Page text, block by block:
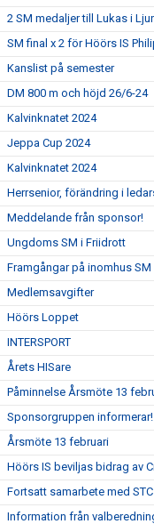
2 SM medaljer till Lukas i
SM final x 2 för Höörs IS
Kanslist på semester
DM 800 m och höjd 26/6-24
Kalvinknatet 2024
Jeppa Cup 2024
Kalvinknatet 2024
Herrsenior, förändring i
Meddelande från sponsor!
Ungdoms SM i Friidrott
Framgångar på inomhus
Medlemsavgifter
Höörs Loppet
INTERSPORT
Årets HISare
Påminnelse Årsmöte 13
Sponsorgruppen informerar!
Årsmöte 13 februari
Höörs IS beviljas bidrag av
Fortsatt samarbete med
Information från